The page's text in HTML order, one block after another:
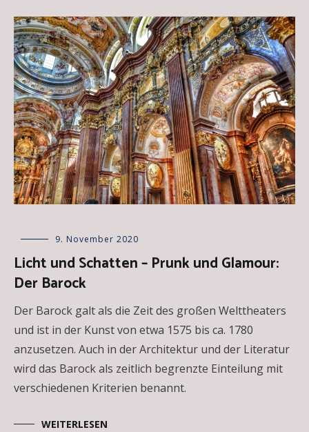
Allgemein
der
Kunst ,
Essays
9. November 2020
Licht und Schatten – Prunk und Glamour:
Der Barock
Der Barock galt als die Zeit des großen Welttheaters
und ist in der Kunst von etwa 1575 bis ca. 1780
anzusetzen. Auch in der Architektur und der Literatur
wird das Barock als zeitlich begrenzte Einteilung mit
verschiedenen Kriterien benannt.
WEITERLESEN